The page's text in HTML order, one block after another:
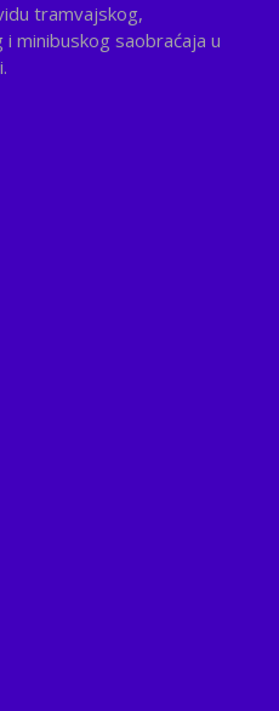
tramvajskog,
minibuskog saobraćaja u